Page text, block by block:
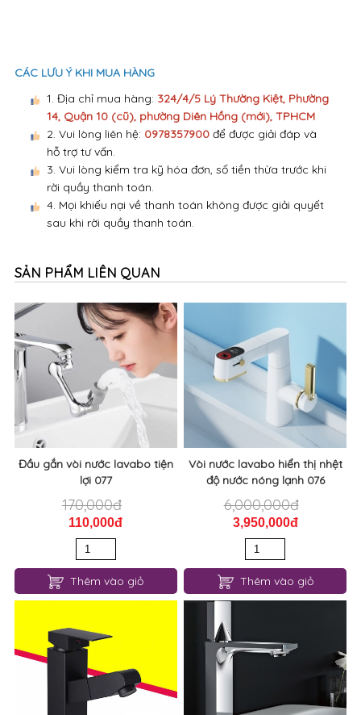
CÁC LƯU Ý KHI MUA HÀNG
1. Địa chỉ mua hàng: 324/4/5 Lý Thường Kiệt, Phường
14, Quận 10 (cũ), phường Diên Hồng (mới), TPHCM
2. Vui lòng liên hệ: 0978357900để được giải đáp và
hỗ trợ tư vấn.
3. Vui lòng kiểm tra kỹ hóa đơn, số tiền thừa trước khi
rời quầy thanh toán.
4. Mọi khiếu nại về thanh toán không được giải quyết
sau khi rời quầy thanh toán.
SẢN PHẨM LIÊN QUAN
Đầu gắn vòi nước lavabo tiện
lợi 077
170,000đ
110,000đ
Thêm vào giỏ
Vòi nước lavabo hiển thị nhệt
độ nước nóng lạnh 076
6,000,000đ
3,950,000đ
Thêm vào giỏ